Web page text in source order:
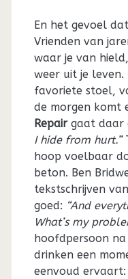
En het gevoel
Vrienden van
waar je van
weer uit je leven.
favoriete stoel,
de morgen komt
Repairgaat daar
I hide from hurt.”
hoop voelbaar
beton. Ben
tekstschrijven
goed: “And
What’s my
hoofdpersoon
drinken een
eenvoud